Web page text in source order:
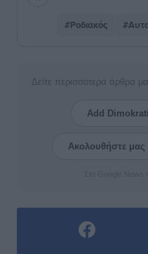
#Ροδιακός
Δείτε περισσότερα άρθρα
Add
Ακολουθήστε